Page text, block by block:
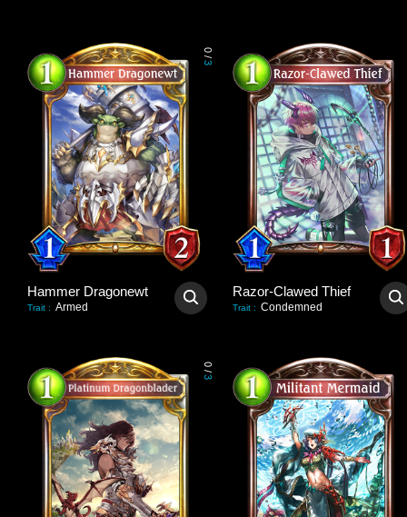
0
/
3
Hammer Dragonewt
Trait : Armed
Razor-Clawed Thief
Trait : Condemned
0
/
3